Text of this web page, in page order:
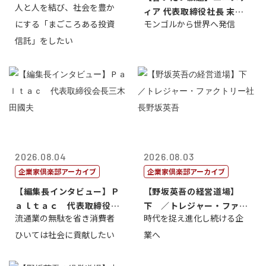
人と人を結び、社会を豊か
にする「まごころある投資
信託」をしたい
ィア 代表取締役社長 末田
真
モンゴルから世界へ発信
2026.08.04
企業家倶楽部アーカイブ
【編集長インタビュー】Ｐ
ａｌｔａｃ 代表取締役会
長三木田國夫
流通業の無駄を省き消費者
ひいては社会に貢献したい
2026.08.03
企業家倶楽部アーカイブ
【野坂英吾の経営道場】
下 ／トレジャー・ファク
トリー社長野坂...
時代を捉え進化し続ける企
業へ